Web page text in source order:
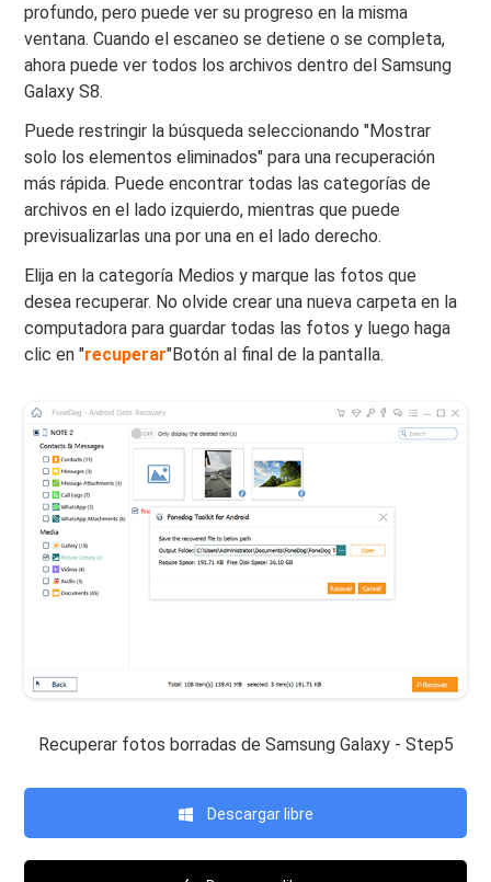
profundo, pero puede ver su progreso en la misma
ventana. Cuando el escaneo se detiene o se completa,
ahora puede ver todos los archivos dentro del Samsung
Galaxy S8.
Puede restringir la búsqueda seleccionando "Mostrar
solo los elementos eliminados" para una recuperación
más rápida. Puede encontrar todas las categorías de
archivos en el lado izquierdo, mientras que puede
previsualizarlas una por una en el lado derecho.
Elija en la categoría Medios y marque las fotos que
desea recuperar. No olvide crear una nueva carpeta en la
computadora para guardar todas las fotos y luego haga
clic en "recuperar"Botón al final de la pantalla.
Recuperar fotos borradas de Samsung Galaxy - Step5
Descargar libre